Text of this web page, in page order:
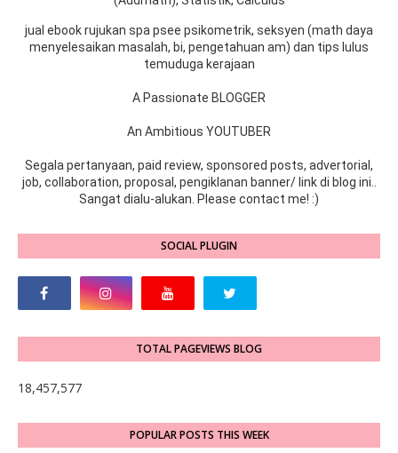
jual ebook rujukan spa psee psikometrik, seksyen (math daya
menyelesaikan masalah, bi, pengetahuan am) dan tips lulus
temuduga kerajaan
A Passionate BLOGGER
An Ambitious YOUTUBER
Segala pertanyaan, paid review, sponsored posts, advertorial,
job, collaboration, proposal, pengiklanan banner/ link di blog ini..
Sangat dialu-alukan. Please contact me! :)
SOCIAL PLUGIN
TOTAL PAGEVIEWS BLOG
18,457,577
POPULAR POSTS THIS WEEK